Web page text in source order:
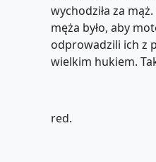
wychodziła za
męża było, aby
odprowadzili ich z
wielkim hukiem.
red.